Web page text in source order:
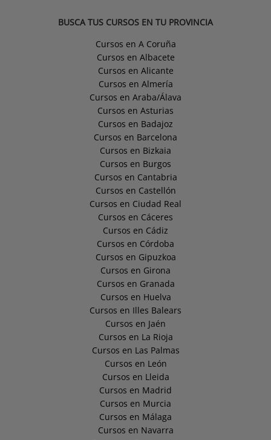
BUSCA TUS CURSOS EN TU PROVINCIA
Cursos en A Coruña
Cursos en Albacete
Cursos en Alicante
Cursos en Almería
Cursos en Araba/Álava
Cursos en Asturias
Cursos en Badajoz
Cursos en Barcelona
Cursos en Bizkaia
Cursos en Burgos
Cursos en Cantabria
Cursos en Castellón
Cursos en Ciudad Real
Cursos en Cáceres
Cursos en Cádiz
Cursos en Córdoba
Cursos en Gipuzkoa
Cursos en Girona
Cursos en Granada
Cursos en Huelva
Cursos en Illes Balears
Cursos en Jaén
Cursos en La Rioja
Cursos en Las Palmas
Cursos en León
Cursos en Lleida
Cursos en Madrid
Cursos en Murcia
Cursos en Málaga
Cursos en Navarra